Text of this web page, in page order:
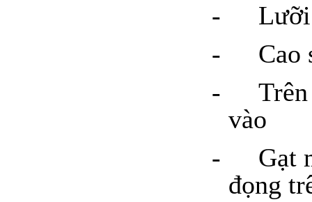
-
-
Cao
-
vào
-
Gạt
đọng